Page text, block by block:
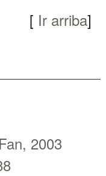
[ Ir arriba]
2003